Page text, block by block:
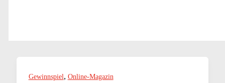
Gewinnspiel, Online-Magazin